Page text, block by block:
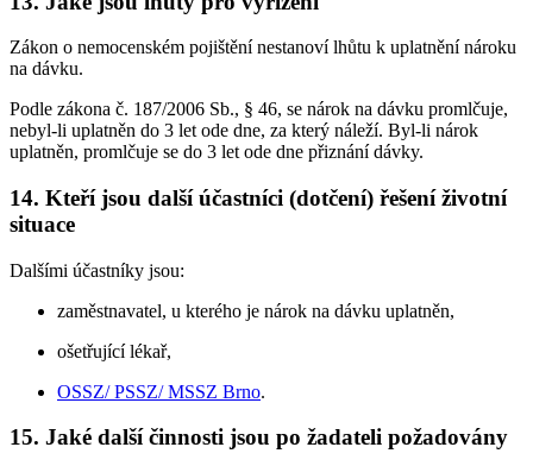
Zákon o nemocenském pojištění nestanoví lhůtu k uplatnění nároku
na dávku.
Podle zákona č. 187/2006 Sb., § 46, se nárok na dávku promlčuje,
nebyl-li uplatněn do 3 let ode dne, za který náleží. Byl-li nárok
uplatněn, promlčuje se do 3 let ode dne přiznání dávky.
14. Kteří jsou další účastníci (dotčení) řešení životní
situace
Dalšími účastníky jsou:
zaměstnavatel, u kterého je nárok na dávku uplatněn,
ošetřující lékař,
OSSZ/ PSSZ/ MSSZ Brno.
15. Jaké další činnosti jsou po žadateli požadovány